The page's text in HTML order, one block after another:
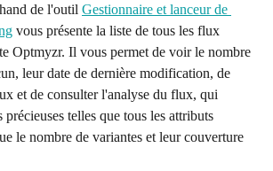
de l'outil Gestionnaire et lanceur de
vous présente la liste de tous les flux
Optmyzr. Il vous permet de voir le nombre
leur date de dernière modification, de
et de consulter l'analyse du flux, qui
précieuses telles que tous les attributs
le nombre de variantes et leur couverture